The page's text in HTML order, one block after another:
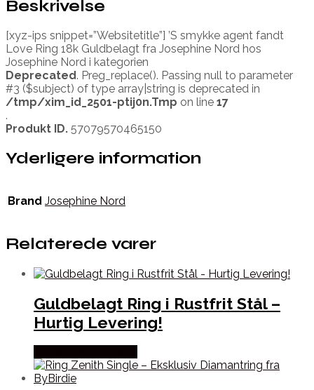
Beskrivelse
[xyz-ips snippet=”Websitetitle”] ’S smykke agent fandt
Love Ring 18k Guldbelagt fra Josephine Nord hos
Josephine Nord i kategorien
Deprecated. Preg_replace(). Passing null to parameter
#3 ($subject) of type array|string is deprecated in
/tmp/xim_id_2501-ptij0n.Tmp on line 17
.
Produkt ID. 57079570465150
Yderligere information
Brand Josephine Nord
Relaterede varer
Guldbelagt Ring i Rustfrit Stål –
Hurtig Levering!